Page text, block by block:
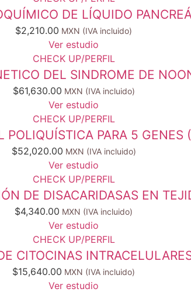
DE LÍQUIDO
$2,210.00
Ver estudio
CHECK UP/PERFIL
DEL SINDROME DE
$61,630.00
Ver estudio
CHECK UP/PERFIL
POLIQUÍSTICA PARA 5
$52,020.00
Ver estudio
CHECK UP/PERFIL
DE DISACARIDASAS EN
$4,340.00
Ver estudio
CHECK UP/PERFIL
CITOCINAS
$15,640.00
Ver estudio